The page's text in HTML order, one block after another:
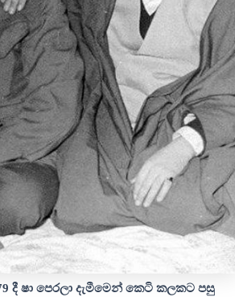
ෂා පෙරලා දැමීමෙන් කෙටි කලකට පසු